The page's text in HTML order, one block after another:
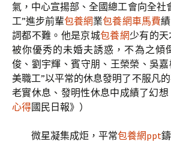
氣，中心宣揚部、全國總工會向全社
工”進步前輩包養網業包養網車馬費
詞都不難。他是京城包養網少有的
被你優秀的未婚夫誘惑，不為之傾
俊、劉宇輝、賓守朋、王榮榮、吳
美職工”以平常的休息發明了不服凡
老實休息、發明性休息中成績了幻
心得國民日報》）
微星凝集成炬，平常包養網ppt